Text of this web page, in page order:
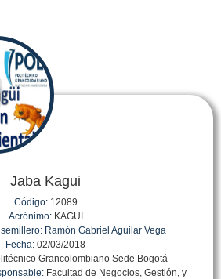
Jaba Kagui
Código:12089
Acrónimo:KAGUI
Ramón Gabriel Aguilar Vega
Fecha: 02/03/2018
Grancolombiano Sede Bogotá
Facultad de Negocios, Gestión, y